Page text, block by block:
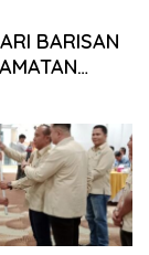
BARISAN